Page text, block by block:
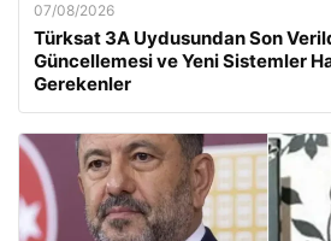
07/08/2026
Türksat 3A Uydusundan Son
Güncellemesi ve Yeni Sistemler
Gerekenler